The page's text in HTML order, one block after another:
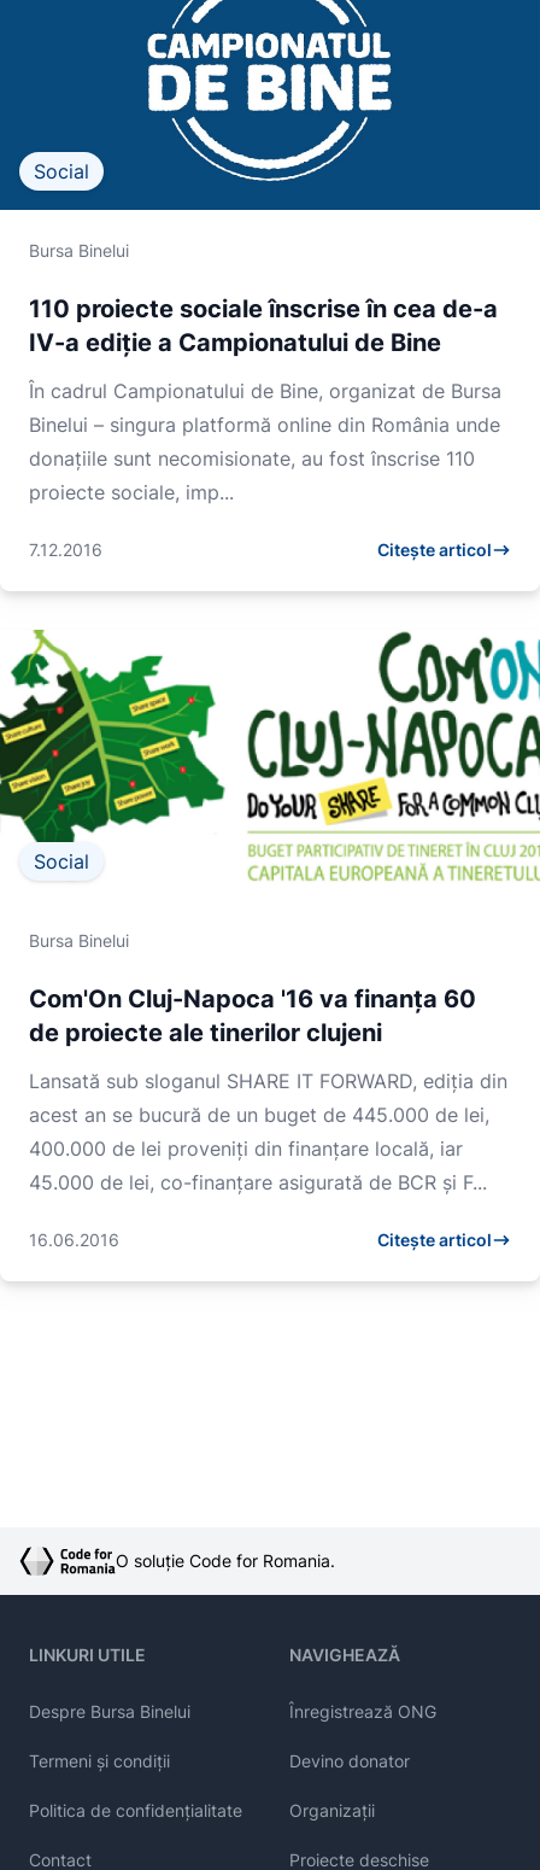
Social
Bursa Binelui
110 proiecte sociale înscrise în cea de-a
IV-a ediţie a Campionatului de Bine
În cadrul Campionatului de Bine, organizat de Bursa
Binelui – singura platformă online din România unde
donaţiile sunt necomisionate, au fost înscrise 110
proiecte sociale, imp...
7.12.2016 Citește articol
Social
Bursa Binelui
Com'On Cluj-Napoca '16 va finanța 60
de proiecte ale tinerilor clujeni
Lansată sub sloganul SHARE IT FORWARD, ediția din
acest an se bucură de un buget de 445.000 de lei,
400.000 de lei proveniți din finanțare locală, iar
45.000 de lei, co-finanțare asigurată de BCR și F...
16.06.2016 Citește articol
O soluție Code for Romania.
LINKURI UTILE
Despre Bursa Binelui
Termeni și condiții
Politica de confidențialitate
Contact
NAVIGHEAZĂ
Înregistrează ONG
Devino donator
Organizații
Proiecte deschise